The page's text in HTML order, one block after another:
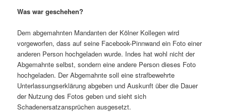
Was war geschehen?
Dem abgemahnten Mandanten der Kölner Kollegen wird
vorgeworfen, dass auf seine Facebook-Pinnwand ein Foto einer
anderen Person hochgeladen wurde. Indes hat wohl nicht der
Abgemahnte selbst, sondern eine andere Person dieses Foto
hochgeladen. Der Abgemahnte soll eine strafbewehrte
Unterlassungserklärung abgeben und Auskunft über die Dauer
der Nutzung des Fotos geben und sieht sich
Schadenersatzansprüchen ausgesetzt.